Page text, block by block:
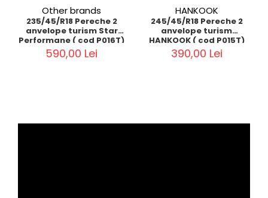
Other brands
235/45/R18 Pereche 2
anvelope turism Star
Performane ( cod P016T)
590,00 Lei
HANKOOK
245/45/R18 Pereche 2
anvelope turism
HANKOOK ( cod P015T)
390,00 Lei